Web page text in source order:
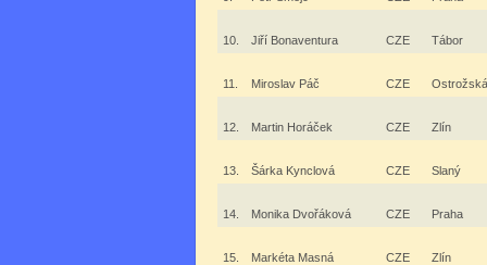
10. Jiří Bonaventura CZE Tábor
11. Miroslav Páč CZE
12. Martin Horáček CZE Zlín
13. Šárka Kynclová CZE Slaný
14. Monika Dvořáková CZE Praha
15. Markéta Masná CZE Zlín